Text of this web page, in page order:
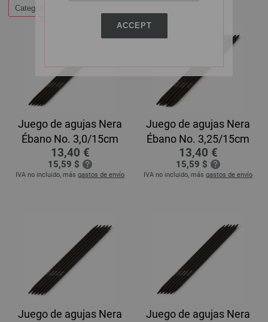
ACCEPT
Categorías
Juego de agujas Nera
Ébano No. 3,0/15cm
13,40 €
15,59 $
IVA no incluido, más gastos de envío
Juego de agujas Nera
Ébano No. 3,25/15cm
13,40 €
15,59 $
IVA no incluido, más gastos de envío
Juego de agujas Nera
Juego de agujas Nera